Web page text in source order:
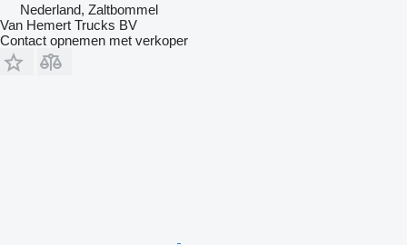
Nederland, Zaltbommel
Van Hemert Trucks BV
Contact opnemen met verkoper